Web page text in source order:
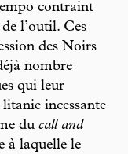
contraint
l’outil. Ces
des Noirs
nombre
qui leur
incessante
du call and
à laquelle le